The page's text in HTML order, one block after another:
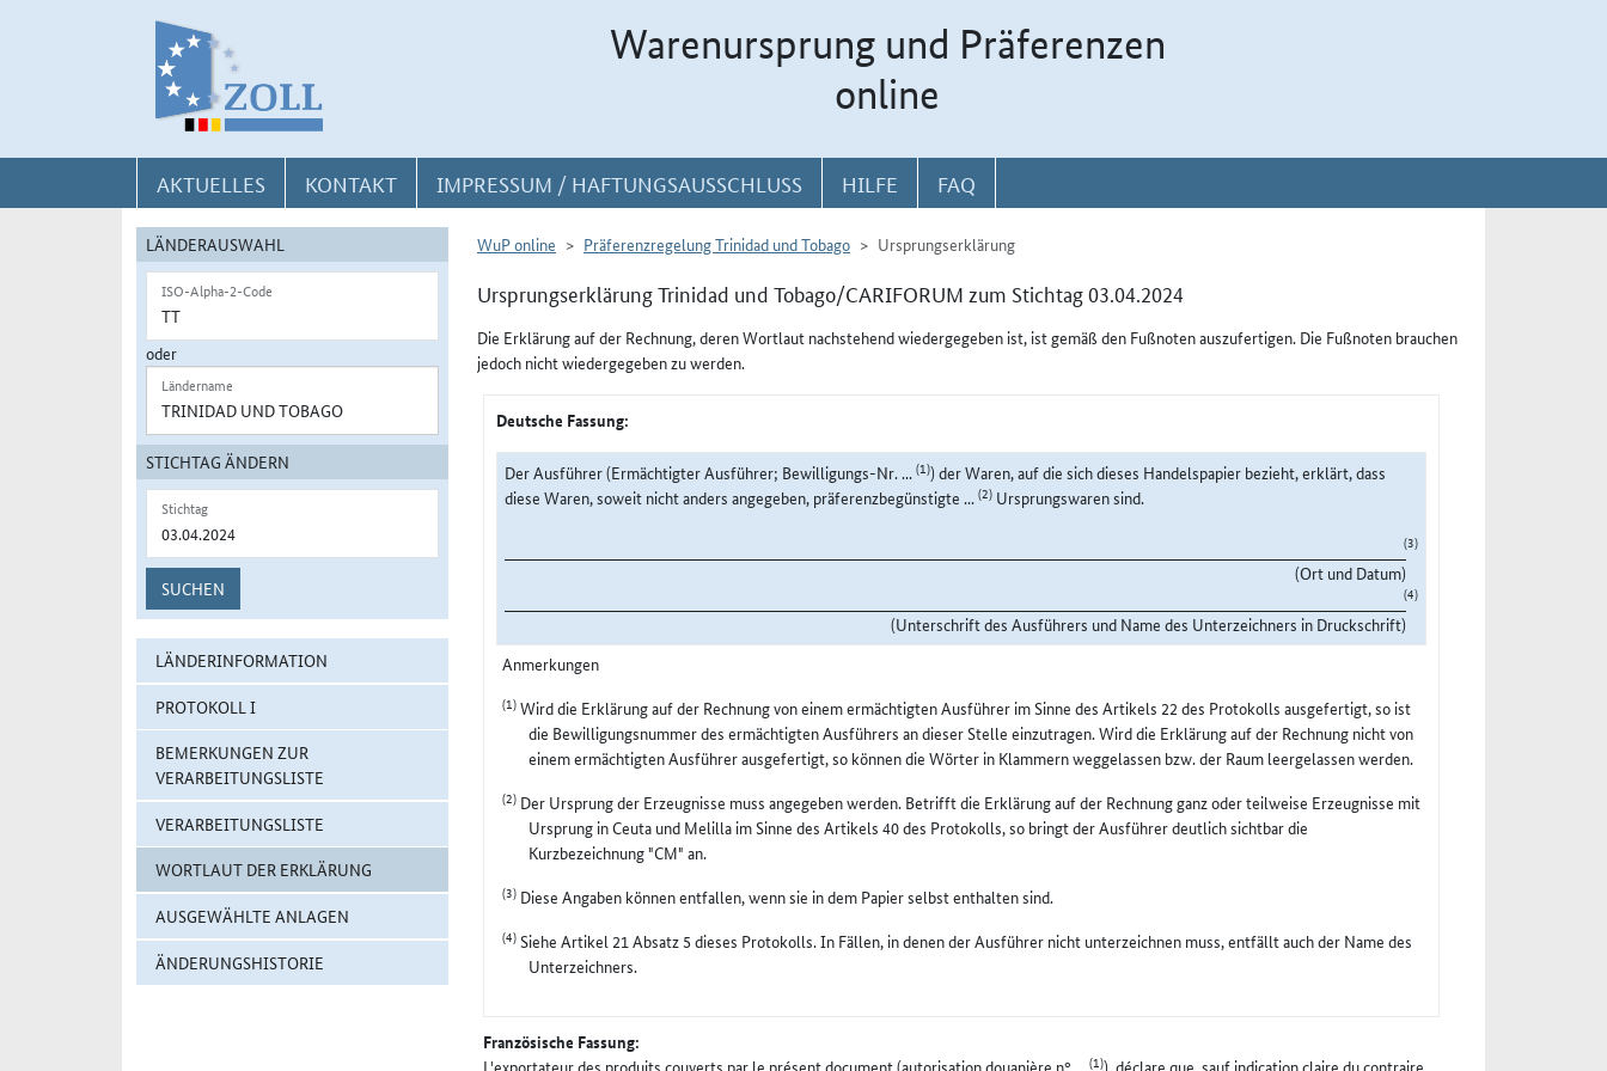
Warenursprung und Präferenzen
online
AKTUELLES KONTAKT IMPRESSUM / HAFTUNGSAUSSCHLUSS HILFE FAQ
LÄNDERAUSWAHL
ISO-Alpha-2-Code
oder
Ländername
STICHTAG ÄNDERN
Stichtag
SUCHEN
LÄNDERINFORMATION
PROTOKOLL I
BEMERKUNGEN ZUR
VERARBEITUNGSLISTE
VERARBEITUNGSLISTE
WORTLAUT DER ERKLÄRUNG
AUSGEWÄHLTE ANLAGEN
ÄNDERUNGSHISTORIE
WuP online Präferenzregelung Trinidad und Tobago Ursprungserklärung
Ursprungserklärung Trinidad und Tobago/CARIFORUM zum Stichtag 03.04.2024
Die Erklärung auf der Rechnung, deren Wortlaut nachstehend wiedergegeben ist, ist gemäß den Fußnoten auszufertigen. Die Fußnoten brauchen
jedoch nicht wiedergegeben zu werden.
Deutsche Fassung:
Der Ausführer (Ermächtigter Ausführer; Bewilligungs-Nr. ...(1)) der Waren, auf die sich dieses Handelspapier bezieht, erklärt, dass
diese Waren, soweit nicht anders angegeben, präferenzbegünstigte ...(2) Ursprungswaren sind.
(3)
(Ort und Datum)
(4)
(Unterschrift des Ausführers und Name des Unterzeichners in Druckschrift)
Anmerkungen
(1)Wird die Erklärung auf der Rechnung von einem ermächtigten Ausführer im Sinne des Artikels 22 des Protokolls ausgefertigt, so ist
die Bewilligungsnummer des ermächtigten Ausführers an dieser Stelle einzutragen. Wird die Erklärung auf der Rechnung nicht von
einem ermächtigten Ausführer ausgefertigt, so können die Wörter in Klammern weggelassen bzw. der Raum leergelassen werden.
(2) Der Ursprung der Erzeugnisse muss angegeben werden. Betrifft die Erklärung auf der Rechnung ganz oder teilweise Erzeugnisse mit
Ursprung in Ceuta und Melilla im Sinne des Artikels 40 des Protokolls, so bringt der Ausführer deutlich sichtbar die
Kurzbezeichnung "CM" an.
(3) Diese Angaben können entfallen, wenn sie in dem Papier selbst enthalten sind.
(4)Siehe Artikel 21 Absatz 5 dieses Protokolls. In Fällen, in denen der Ausführer nicht unterzeichnen muss, entfällt auch der Name des
Unterzeichners.
Französische Fassung:
L'exportateur des produits couverts par le présent document (autorisation douanière n° ... (1)), déclare que, sauf indication claire du contraire,